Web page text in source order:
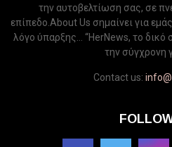
την αυτοβελτίωση σας, σε
επίπεδο.About Us σημαίνει για
λόγο ύπαρξης... “HerNews, το δικό
την σύγχρονη
Contact us: